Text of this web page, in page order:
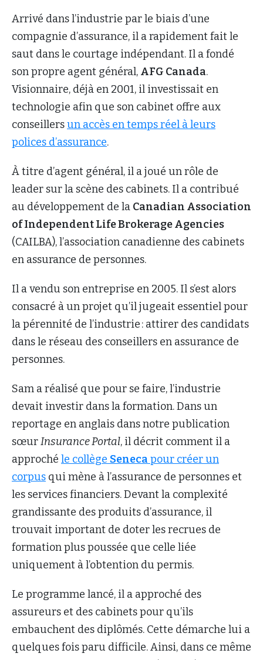
Arrivé dans l’industrie par le biais d’une
compagnie d’assurance, il a rapidement fait le
saut dans le courtage indépendant. Il a fondé
son propre agent général, AFG Canada.
Visionnaire, déjà en 2001, il investissait en
technologie afin que son cabinet offre aux
conseillersun accès en temps réel à leurs
polices d’assurance.
À titre d’agent général, il a joué un rôle de
leader sur la scène des cabinets. Il a contribué
au développement de la Canadian Association
of Independent Life Brokerage Agencies
(CAILBA), l’association canadienne des cabinets
en assurance de personnes.
Il a vendu son entreprise en 2005. Il s’est alors
consacré à un projet qu’il jugeait essentiel pour
la pérennité de l’industrie : attirer des candidats
dans le réseau des conseillers en assurance de
personnes.
Sam a réalisé que pour se faire, l’industrie
devait investir dans la formation. Dans un
reportage en anglais dans notre publication
sœurInsurance Portal, il décrit comment il a
approché le collège Seneca pour créer un
corpus qui mène à l’assurance de personnes et
les services financiers. Devant la complexité
grandissante des produits d’assurance, il
trouvait important de doter les recrues de
formation plus poussée que celle liée
uniquement à l’obtention du permis.
Le programme lancé, il a approché des
assureurs et des cabinets pour qu’ils
embauchent des diplômés. Cette démarche lui a
quelques fois paru difficile. Ainsi, dans ce même